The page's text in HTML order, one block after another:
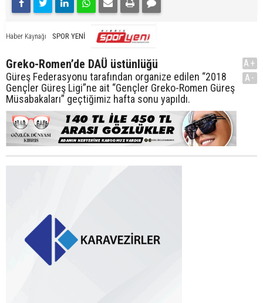
Haber Kaynağı SPOR YENİ
Greko-Romen’de DAÜ üstünlüğü
Güreş Federasyonu tarafından organize edilen “2018
Gençler Güreş Ligi”ne ait “Gençler Greko-Romen Güreş
Müsabakaları” geçtiğimiz hafta sonu yapıldı.
A+
A-